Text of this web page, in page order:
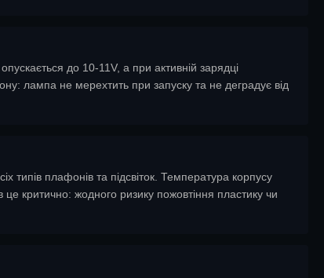
до 10-11V, а при активній зарядці
лампа не мерехтить при запуску та не деградує від
плафонів та підсвіток. Температура корпусу
це критично: жодного ризику пожовтіння пластику чи